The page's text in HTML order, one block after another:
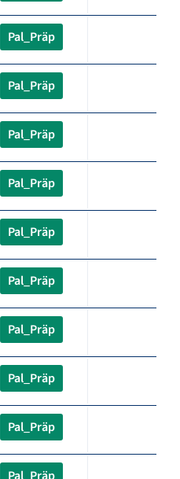
Pal_Präp
Pal_Präp
Pal_Präp
Pal_Präp
Pal_Präp
Pal_Präp
Pal_Präp
Pal_Präp
Pal_Präp